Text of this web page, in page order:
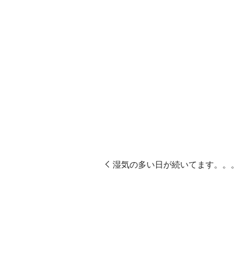
湿気の多い日が続いてます。。。